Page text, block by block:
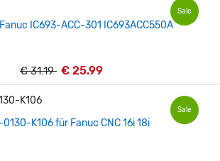
Sale
IC693-ACC-301 IC693ACC550A
€ 31.19 € 25.99
Sale
K106 für Fanuc CNC 16i 18i